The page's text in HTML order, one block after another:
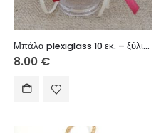
Μπάλα plexiglass 10 εκ. – ξύλινο στοιχείο Καλή Χρονιά (Γιαγιά μου)
8.00 €